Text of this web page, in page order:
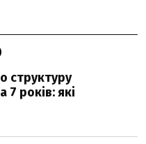
структуру
років: які